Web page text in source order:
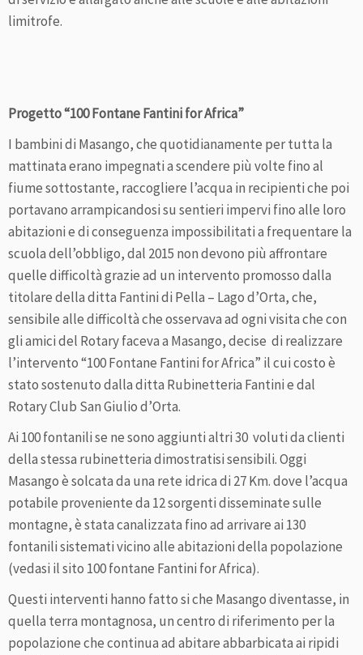
limitrofe.
Progetto “100 Fontane Fantini for Africa”
I bambini di Masango, che quotidianamente per tutta la
mattinata erano impegnati a scendere più volte fino al
fiume sottostante, raccogliere l’acqua in recipienti che poi
portavano arrampicandosi su sentieri impervi fino alle loro
abitazioni e di conseguenza impossibilitati a frequentare la
scuola dell’obbligo, dal 2015 non devono più affrontare
quelle difficoltà grazie ad un intervento promosso dalla
titolare della ditta Fantini di Pella – Lago d’Orta, che,
sensibile alle difficoltà che osservava ad ogni visita che con
gli amici del Rotary faceva a Masango, decise di realizzare
l’intervento “100 Fontane Fantini for Africa” il cui costo è
stato sostenuto dalla ditta Rubinetteria Fantini e dal
Rotary Club San Giulio d’Orta.
Ai 100 fontanili se ne sono aggiunti altri 30 voluti da clienti
della stessa rubinetteria dimostratisi sensibili. Oggi
Masango è solcata da una rete idrica di 27 Km. dove l’acqua
potabile proveniente da 12 sorgenti disseminate sulle
montagne, è stata canalizzata fino ad arrivare ai 130
fontanili sistemati vicino alle abitazioni della popolazione
(vedasi il sito 100 fontane Fantini for Africa).
Questi interventi hanno fatto si che Masango diventasse, in
quella terra montagnosa, un centro di riferimento per la
popolazione che continua ad abitare abbarbicata ai ripidi